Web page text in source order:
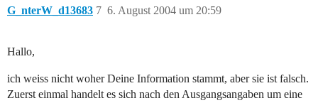
G_nterW_d13683 6. August 2004 um 20:59
7
Hallo,
ich weiss nicht woher Deine Information stammt, aber sie ist falsch.
Zuerst einmal handelt es sich nach den Ausgangsangaben um eine